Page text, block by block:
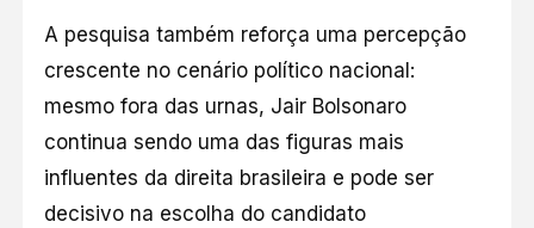
A pesquisa também reforça uma percepção
crescente no cenário político nacional:
mesmo fora das urnas, Jair Bolsonaro
continua sendo uma das figuras mais
influentes da direita brasileira e pode ser
decisivo na escolha do candidato